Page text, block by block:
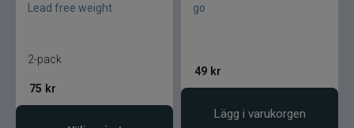
Lead free weight
2-pack
75 kr
go
49 kr
Lägg i varukorgen